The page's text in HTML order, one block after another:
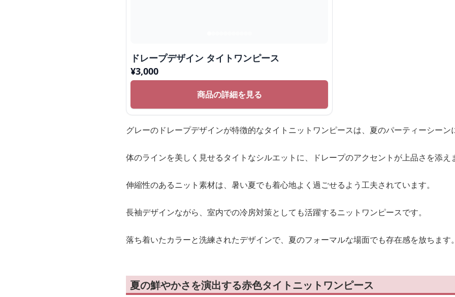
ドレープデザイン タイトワンピース
¥3,000
商品の詳細を見る
グレーのドレープデザインが特徴的なタイトニットワンピースは、夏のパーティーシー
体のラインを美しく見せるタイトなシルエットに、ドレープのアクセントが上品さを添え
伸縮性のあるニット素材は、暑い夏でも着心地よく過ごせるよう工夫されています。
長袖デザインながら、室内での冷房対策としても活躍するニットワンピースです。
落ち着いたカラーと洗練されたデザインで、夏のフォーマルな場面でも存在感を放ちます
夏の鮮やかさを演出する赤色タイトニットワンピース